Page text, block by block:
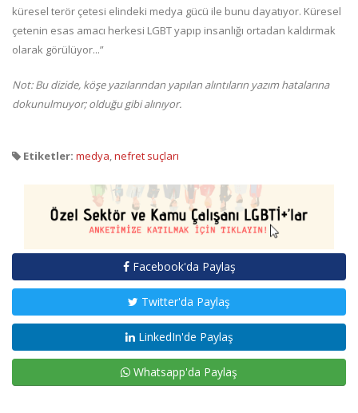
küresel terör çetesi elindeki medya gücü ile bunu dayatıyor. Küresel
çetenin esas amacı herkesi LGBT yapıp insanlığı ortadan kaldırmak
olarak görülüyor...”
Not: Bu dizide, köşe yazılarından yapılan alıntıların yazım hatalarına
dokunulmuyor; olduğu gibi alınıyor.
Etiketler: medya,nefret suçları
Facebook'da Paylaş
Twitter'da Paylaş
LinkedIn'de Paylaş
Whatsapp'da Paylaş